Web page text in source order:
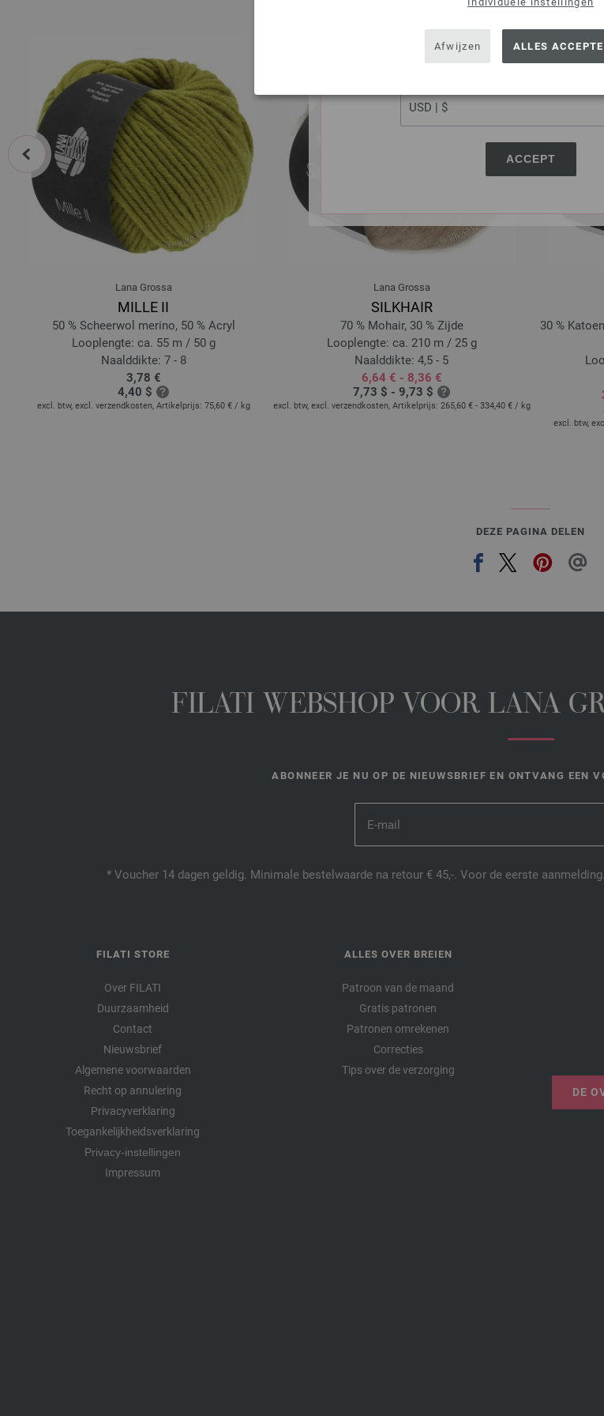
SHIPPING TO
USA - The United States of
ACCEPT
Afwijzen ALLES
Lana Grossa
MILLE II
50 % Scheerwol merino, 50 % Acryl
Looplengte: ca. 55 m / 50 g
Naalddikte: 7 - 8
3,78 €
4,40 $
excl. btw, excl. verzendkosten, Artikelprijs: 75,60 € / kg
Lana Grossa
SILKHAIR
70 % Mohair, 30 % Zijde
Looplengte: ca. 210 m / 25 g
Naalddikte: 4,5 - 5
6,64 € - 8,36 €
7,73 $ - 9,73 $
excl. btw, excl. verzendkosten, Artikelprijs: 265,60 € - 334,40 € / kg
30 %
excl. btw,
prev
DEZE PAGINA DELEN
FILATI WEBSHOP VOOR LANA
ABONNEER JE NU OP DE NIEUWSBRIEF EN ONTVANG EEN
* Voucher 14 dagen geldig. Minimale bestelwaarde na retour € 45,-. Voor de eerste
FILATI STORE
Over FILATI
Duurzaamheid
Contact
Nieuwsbrief
Algemene voorwaarden
Recht op annulering
Privacyverklaring
Toegankelijkheidsverklaring
Privacy-instellingen
Impressum
ALLES OVER BREIEN
Patroon van de maand
Gratis patronen
Patronen omrekenen
Correcties
Tips over de verzorging
DE